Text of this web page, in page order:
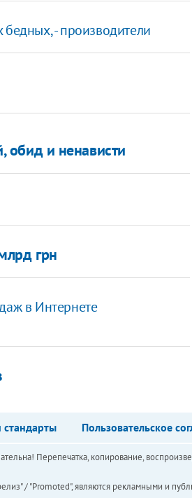
- производители
обид и ненависти
грн
в Интернете
стандарты Пользовательское
Перепечатка, копирование,
/ "Promoted", являются рекламными и